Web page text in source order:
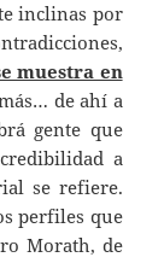
inclinas por
muestra en
de ahí a
gente que
a
se refiere.
perfiles que
Morath, de